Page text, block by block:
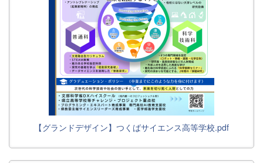
【グランドデザイン】つくばサイエンス高等学校.pdf